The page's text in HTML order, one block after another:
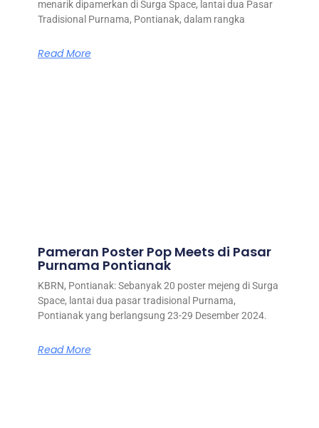
menarik dipamerkan di Surga Space, lantai dua Pasar
Tradisional Purnama, Pontianak, dalam rangka
Read More
Pameran Poster Pop Meets di Pasar
Purnama Pontianak
KBRN, Pontianak: Sebanyak 20 poster mejeng di Surga
Space, lantai dua pasar tradisional Purnama,
Pontianak yang berlangsung 23-29 Desember 2024.
Read More